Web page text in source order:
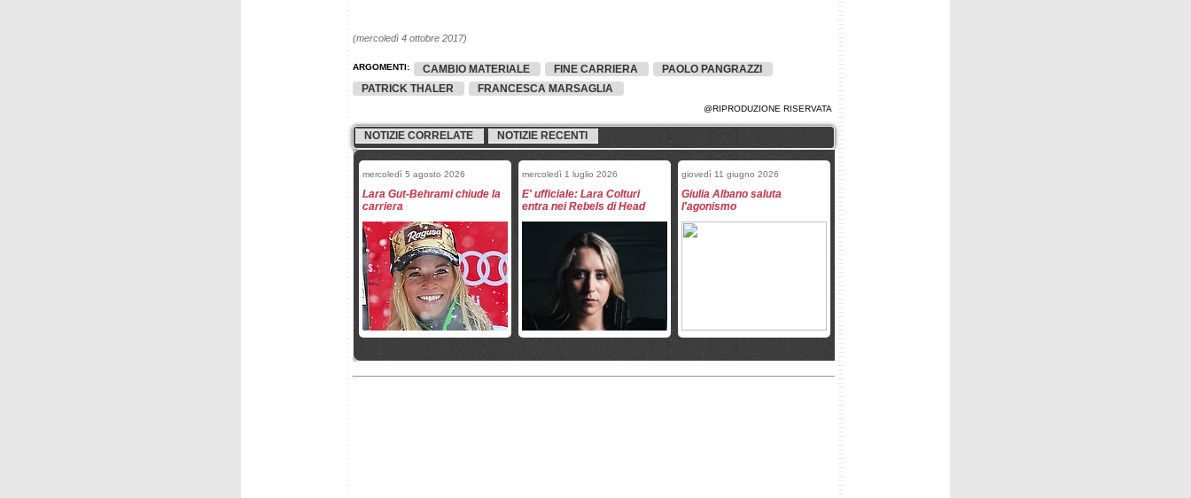
(mercoledì 4 ottobre 2017)
ARGOMENTI: CAMBIO MATERIALE FINE CARRIERA
PAOLO PANGRAZZI
PATRICK THALER
FRANCESCA MARSAGLIA
@RIPRODUZIONE RISERVATA
NOTIZIE CORRELATE NOTIZIE RECENTI
mercoledì 5 agosto 2026
Lara Gut-Behrami chiude la
carriera
mercoledì 1 luglio 2026
E' ufficiale: Lara Colturi
entra nei Rebels di Head
giovedì 11 giugno 2026
Giulia Albano saluta
l'agonismo